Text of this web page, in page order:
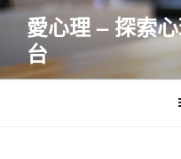
跳
要
愛心理 – 探索
台